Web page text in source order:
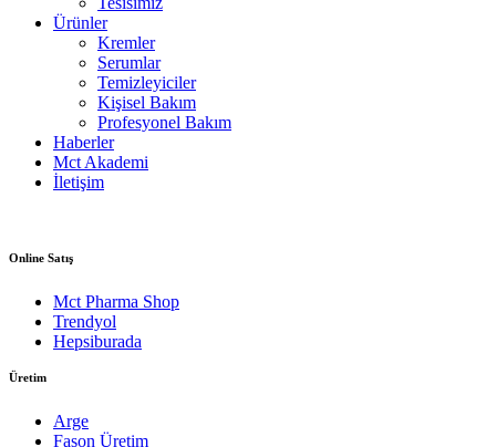
Ürünler
Kremler
Serumlar
Temizleyiciler
Kişisel Bakım
Profesyonel Bakım
Haberler
Mct Akademi
İletişim
Online Satış
Mct Pharma Shop
Trendyol
Hepsiburada
Üretim
Arge
Fason Üretim